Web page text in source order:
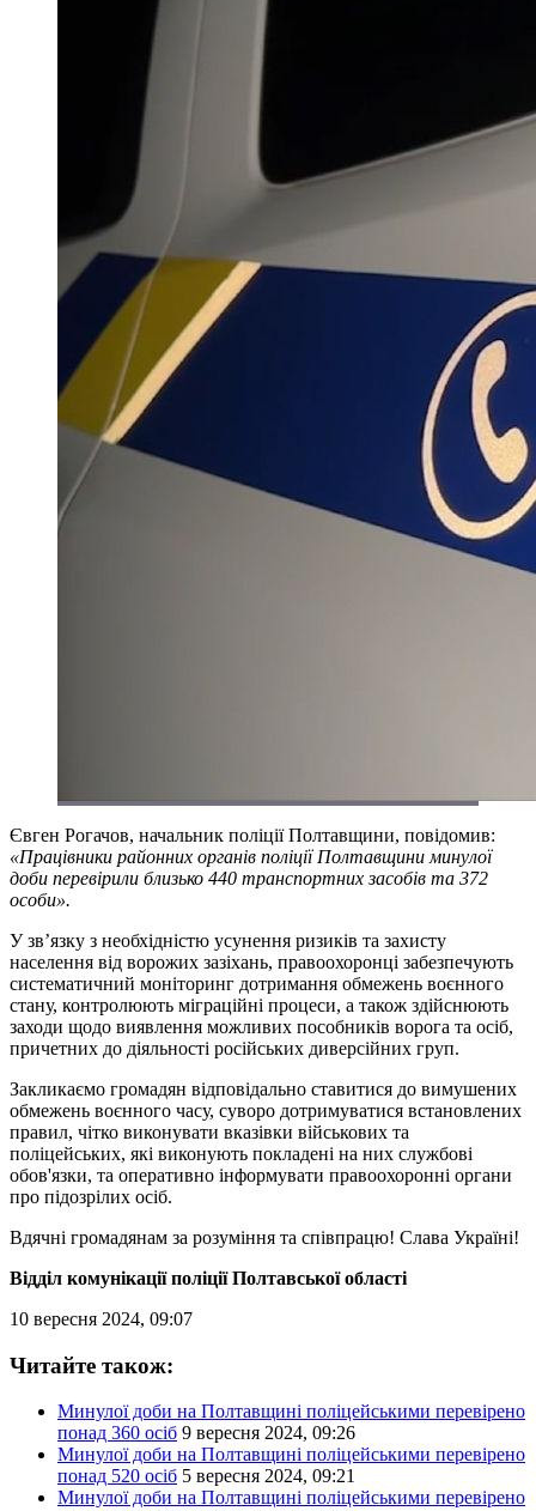
Євген Рогачов, начальник поліції Полтавщини, повідомив:
«Працівники районних органів поліції Полтавщини минулої
доби перевірили близько 440 транспортних засобів та 372
особи».
У зв’язку з необхідністю усунення ризиків та захисту
населення від ворожих зазіхань, правоохоронці забезпечують
систематичний моніторинг дотримання обмежень воєнного
стану, контролюють міграційні процеси, а також здійснюють
заходи щодо виявлення можливих пособників ворога та осіб,
причетних до діяльності російських диверсійних груп.
Закликаємо громадян відповідально ставитися до вимушених
обмежень воєнного часу, суворо дотримуватися встановлених
правил, чітко виконувати вказівки військових та
поліцейських, які виконують покладені на них службові
обов'язки, та оперативно інформувати правоохоронні органи
про підозрілих осіб.
Вдячні громадянам за розуміння та співпрацю! Слава Україні!
Відділ комунікації поліції Полтавської області
10 вересня 2024, 09:07
Читайте також:
Минулої доби на Полтавщині поліцейськими перевірено
понад 360 осіб 9 вересня 2024, 09:26
Минулої доби на Полтавщині поліцейськими перевірено
понад 520 осіб 5 вересня 2024, 09:21
Минулої доби на Полтавщині поліцейськими перевірено